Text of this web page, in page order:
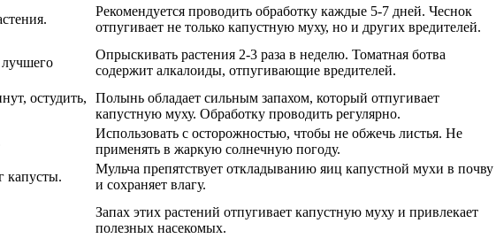
Рекомендуется проводить обработку каждые 5-7 дней. Чеснок
отпугивает не только капустную муху, но и других вредителей.
лучшего
Опрыскивать растения 2-3 раза в неделю. Томатная ботва
содержит алкалоиды, отпугивающие вредителей.
остудить,
Полынь обладает сильным запахом, который отпугивает
капустную муху. Обработку проводить регулярно.
Использовать с осторожностью, чтобы не обжечь листья. Не
применять в жаркую солнечную погоду.
капусты.
Мульча препятствует откладыванию яиц капустной мухи в почву
и сохраняет влагу.
Запах этих растений отпугивает капустную муху и привлекает
полезных насекомых.